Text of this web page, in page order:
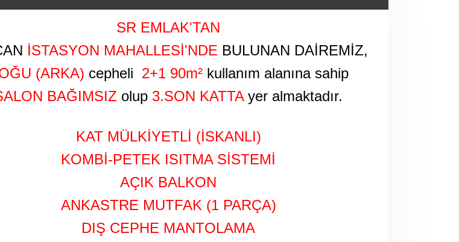
SR EMLAK'TAN
İSTASYON MAHALLESİ'NDE BULUNAN DAİREMİZ,
(ARKA) cepheli 2+1 90m² kullanım alanına sahip
BAĞIMSIZ olup 3.SON KATTA yer almaktadır.
KAT MÜLKİYETLİ (İSKANLI)
KOMBİ-PETEK ISITMA SİSTEMİ
AÇIK BALKON
ANKASTRE MUTFAK (1 PARÇA)
DIŞ CEPHE MANTOLAMA